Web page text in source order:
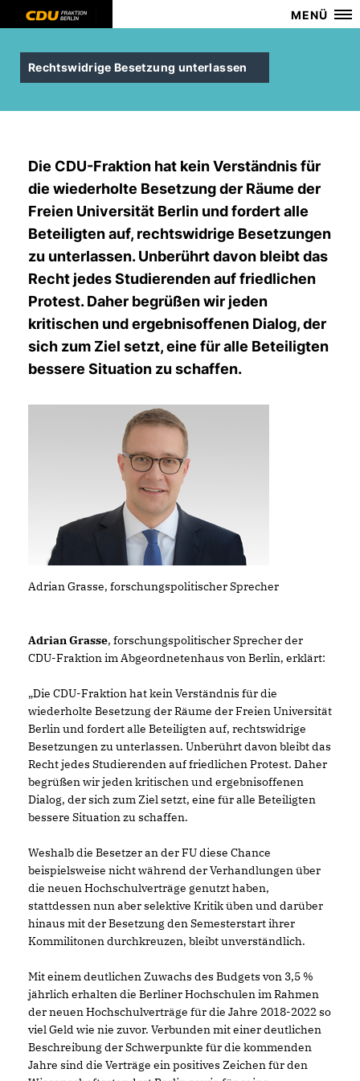
MENÜ
Rechtswidrige Besetzung unterlassen
Die CDU-Fraktion hat kein Verständnis für
die wiederholte Besetzung der Räume der
Freien Universität Berlin und fordert alle
Beteiligten auf, rechtswidrige Besetzungen
zu unterlassen. Unberührt davon bleibt das
Recht jedes Studierenden auf friedlichen
Protest. Daher begrüßen wir jeden
kritischen und ergebnisoffenen Dialog, der
sich zum Ziel setzt, eine für alle Beteiligten
bessere Situation zu schaffen.
Adrian Grasse, forschungspolitischer Sprecher
Adrian Grasse, forschungspolitischer Sprecher der
CDU-Fraktion im Abgeordnetenhaus von Berlin, erklärt:
Die CDU-Fraktion hat kein Verständnis für die
wiederholte Besetzung der Räume der Freien Universität
Berlin und fordert alle Beteiligten auf, rechtswidrige
Besetzungen zu unterlassen. Unberührt davon bleibt das
Recht jedes Studierenden auf friedlichen Protest. Daher
begrüßen wir jeden kritischen und ergebnisoffenen
Dialog, der sich zum Ziel setzt, eine für alle Beteiligten
bessere Situation zu schaffen.
Weshalb die Besetzer an der FU diese Chance
beispielsweise nicht während der Verhandlungen über
die neuen Hochschulverträge genutzt haben,
stattdessen nun aber selektive Kritik üben und darüber
hinaus mit der Besetzung den Semesterstart ihrer
Kommilitonen durchkreuzen, bleibt unverständlich.
Mit einem deutlichen Zuwachs des Budgets von 3,5 %
jährlich erhalten die Berliner Hochschulen im Rahmen
der neuen Hochschulverträge für die Jahre 2018-2022 so
viel Geld wie nie zuvor. Verbunden mit einer deutlichen
Beschreibung der Schwerpunkte für die kommenden
Jahre sind die Verträge ein positives Zeichen für den